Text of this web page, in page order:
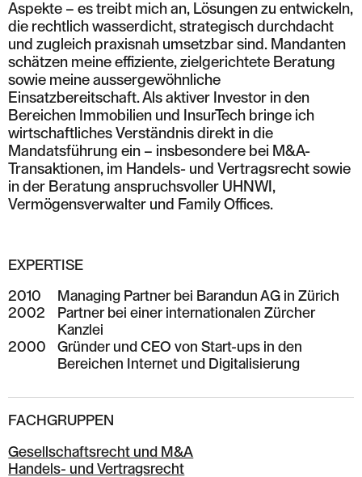
Aspekte – es treibt mich an, Lösungen zu entwickeln,
die rechtlich wasserdicht, strategisch durchdacht
und zugleich praxisnah umsetzbar sind. Mandanten
schätzen meine effiziente, zielgerichtete Beratung
sowie meine aussergewöhnliche
Einsatzbereitschaft. Als aktiver Investor in den
Bereichen Immobilien und InsurTech bringe ich
wirtschaftliches Verständnis direkt in die
Mandatsführung ein – insbesondere bei M&A-
Transaktionen, im Handels- und Vertragsrecht sowie
in der Beratung anspruchsvoller UHNWI,
Vermögensverwalter und Family Offices.
EXPERTISE
2010
Managing Partner bei Barandun AG in Zürich
2002
Partner bei einer internationalen Zürcher
Kanzlei
2000
Gründer und CEO von Start-ups in den
Bereichen Internet und Digitalisierung
FACHGRUPPEN
Gesellschaftsrecht und M&A
Handels- und Vertragsrecht